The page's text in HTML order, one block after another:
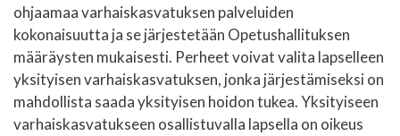
ohjaamaa varhaiskasvatuksen palveluiden
kokonaisuutta ja se järjestetään Opetushallituksen
määräysten mukaisesti. Perheet voivat valita lapselleen
yksityisen varhaiskasvatuksen, jonka järjestämiseksi on
mahdollista saada yksityisen hoidon tukea. Yksityiseen
varhaiskasvatukseen osallistuvalla lapsella on oikeus